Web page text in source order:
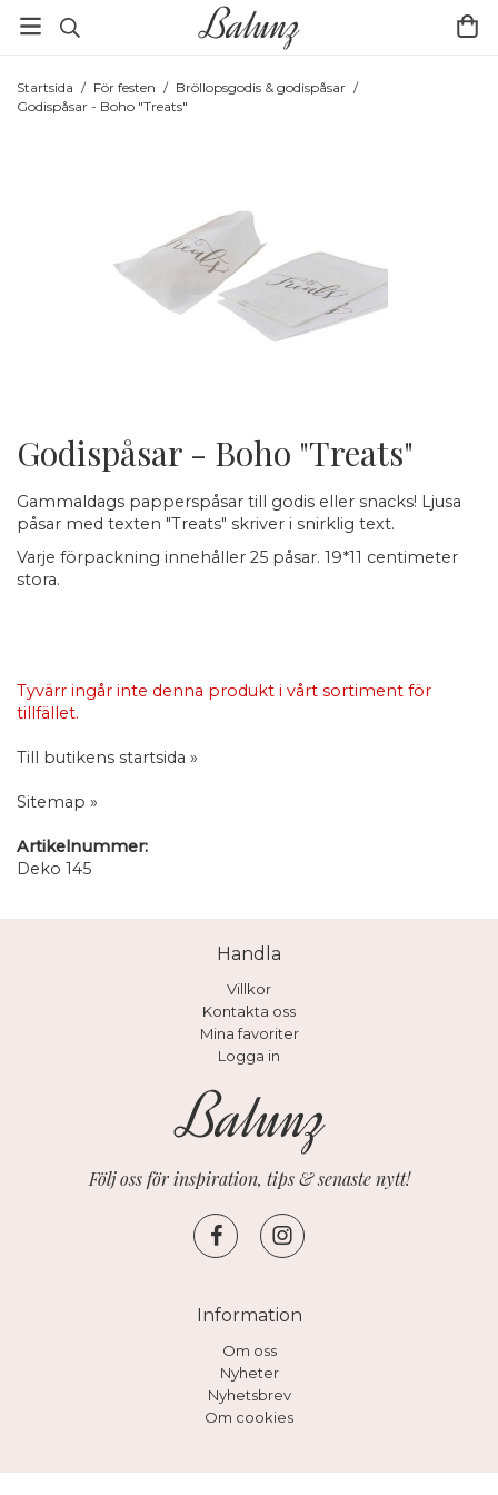
Startsida / För festen / Bröllopsgodis & godispåsar /
Godispåsar - Boho "Treats"
Godispåsar - Boho "Treats"
Gammaldags papperspåsar till godis eller snacks! Ljusa
påsar med texten "Treats" skriver i snirklig text.
Varje förpackning innehåller 25 påsar. 19*11 centimeter
stora.
Tyvärr ingår inte denna produkt i vårt sortiment för
tillfället.
Till butikens startsida »
Sitemap »
Artikelnummer:
Deko 145
Handla
Villkor
Kontakta oss
Mina favoriter
Logga in
Följ oss för inspiration, tips & senaste nytt!
Information
Om oss
Nyheter
Nyhetsbrev
Om cookies